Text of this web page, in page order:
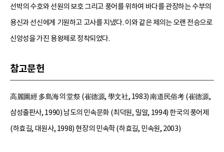
선박의 수호와 선원의 보호 그리고 풍어를 위하여 바다를 관장하는 수부의
용신과 선신에게 기원하고 고사를 지냈다. 이와 같은 제의는 오랜 전승으로
신앙성을 가진 용왕제로 정착되었다.
참고문헌
高麗圖經 多島海의 堂祭 (崔德源, 學文社, 1983) 南道民俗考 (崔德源,
삼성출판사, 1990) 남도의 민속문화 (최덕원, 밀알, 1994) 한국의 풍어제
(하효길, 대원사, 1998) 현장의 민속학 (하효길, 민속원, 2003)